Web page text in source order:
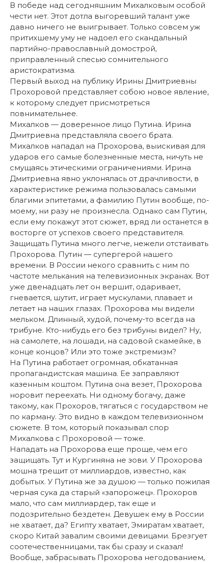
В победе над сегодняшним Михал­ковым особой
чести нет. Этот дотла выгоревший талант уже
давно ничего не выигрывает. Только совсем уж
притихшему уму не надоел его скандальный
партийно-православный домострой,
приправленный спесью сомнительного
аристократизма.
Первый выход на публику Ирины Дмитриевны
Прохоровой представляет собою новое явление,
к которому следует присмотреться
повнимательнее.
Михалков — доверенное лицо Путина. Ирина
Дмитриевна представляла своего брата.
Михалков нападал на Прохорова, выискивая для
ударов его самые болезненные места, ничуть не
смущаясь этическими ограничениями. Ирина
Дмитриевна явно уклонялась от драчливости, в
характеристике режима пользовалась самыми
благими эпитетами, а фамилию Путин вообще, по-
моему, ни разу не произнесла. Однако сам Путин,
если ему покажут этот сюжет, вряд ли останется в
восторге от успехов своего представителя.
Защищать Путина много легче, нежели отстаивать
Прохорова. Путин — супергерой нашего
времени. В России некого сравнить с ним по
частоте мелькания на телевизионных экранах. Вот
уже двенадцать лет он вершит, одаривает,
гневается, шутит, играет мускулами, плавает и
летает на наших глазах. Прохорова мы видели
мельком. Длинный, худой, почему-то всегда на
трибуне. Кто-нибудь его без трибуны видел? Ну,
на самолете, на лошади, на садовой скамейке, в
конце концов? Или это тоже экстремизм?
На Путина работает огромная, обкатанная
пропагандистская машина. Ее заправляют
казенным коштом. Путина она везет, Прохорова
норовит переехать. Ни одному богачу, даже
такому, как Прохоров, тягаться с государством не
по карману. Это видно в каждом телевизионном
сюжете. В том, который показывал спор
Михалкова с Прохоровой — тоже.
Нападать на Прохорова еще проще, чем его
защищать. Тут и Кургиняна не зови. У Прохорова
мошна трещит от миллиардов, известно, как
добытых. У Путина же за душою — только пожилая
черная сука да старый «запорожец». Прохоров
мало, что сам миллиардер, так еще и
подозрительно бездетен. Девушек ему в России
не хватает, да? Египту хватает, Эмиратам хватает,
скоро Китай завалим своими девицами. Брезгует
соотечественницами, так бы сразу и сказал!
Вообще, забрасывать Прохорова негодованием,